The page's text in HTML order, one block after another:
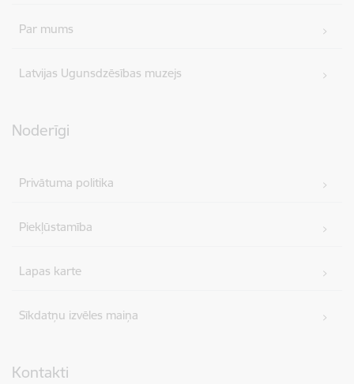
Par mums
Latvijas Ugunsdzēsības muzejs
Noderīgi
Privātuma politika
Piekļūstamība
Lapas karte
Sīkdatņu izvēles maiņa
Kontakti